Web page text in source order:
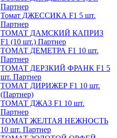
Партнер
Томат ДЖЕССИКА F1 5 шт.
Партнер
ТОМАТ ДАМСКИЙ КАПРИЗ
F1 (10 шт.) Партнер
ТОМАТ ДЕМЕТРА F1 10 шт.
Партнер
ТОМАТ ДЕРЗКИЙ ФРАНК F1 5
шт. Партнер
ТОМАТ ДИРИЖЕР F1 10 шт.
(Партнер)
ТОМАТ ДЖАЗ F1 10 шт.
Партнер
ТОМАТ ЖЕЛТАЯ НЕЖНОСТЬ
10 шт. Партнер